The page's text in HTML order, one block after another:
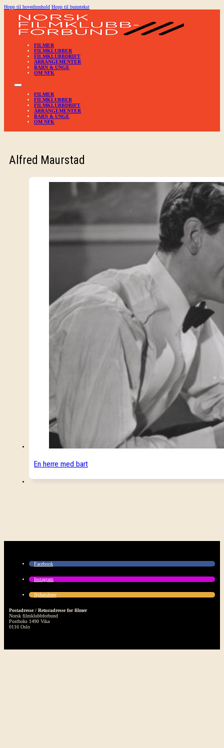
Hopp til hovedinnhold Hopp til bunntekst
FILMER
FILMKLUBBER
FILMKLUBBDRIFT
ARRANGEMENTER
BARN & UNGE
OM NFK
FILMER
FILMKLUBBER
FILMKLUBBDRIFT
ARRANGEMENTER
BARN & UNGE
OM NFK
Alfred Maurstad
En herre med bart
Facebook
Instagram
Nyhetsbrev
Postadresse / Returadresse for filmer
Norsk filmklubbforbund
Postboks 1490 Vika
0116 Oslo